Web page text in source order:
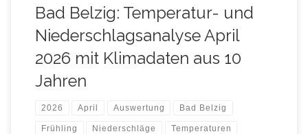
Bad Belzig: Temperatur- und
Niederschlagsanalyse April
2026 mit Klimadaten aus 10
Jahren
2026 April Auswertung Bad Belzig
Frühling Niederschläge Temperaturen